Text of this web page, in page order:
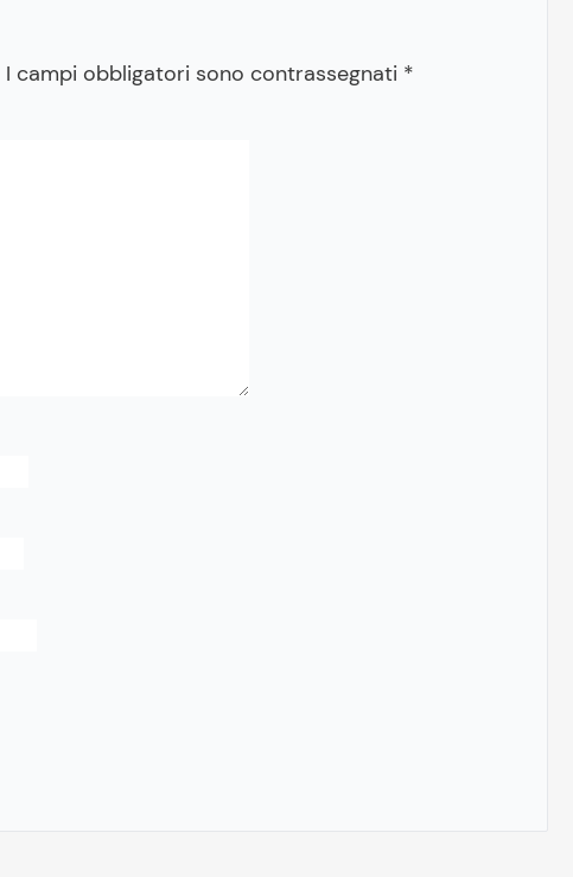
I campi obbligatori sono contrassegnati *